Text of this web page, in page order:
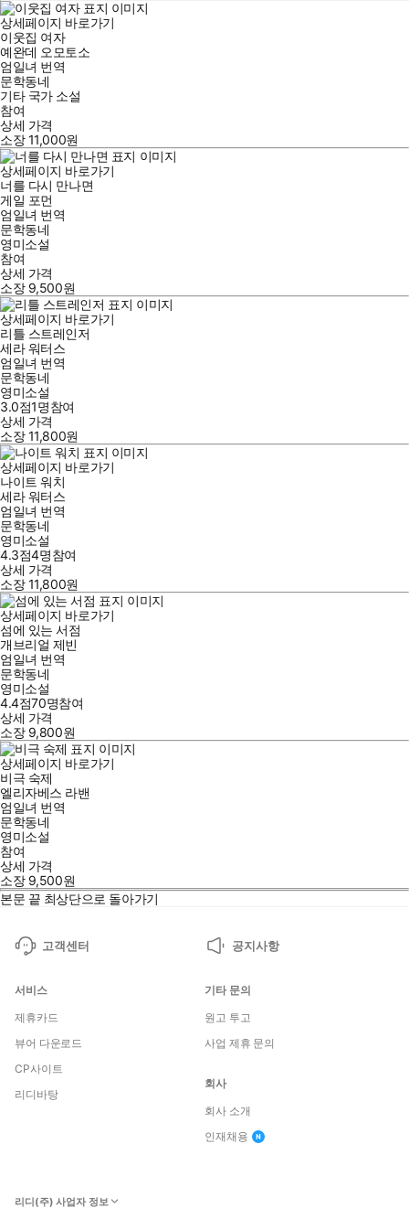
상세페이지 바로가기
이웃집 여자
예완데 오모토소
엄일녀 번역
문학동네
기타 국가 소설
참여
상세 가격
소장11,000원
상세페이지 바로가기
너를 다시 만나면
게일 포먼
엄일녀 번역
문학동네
영미소설
참여
상세 가격
소장 9,500원
상세페이지 바로가기
리틀 스트레인저
세라 워터스
엄일녀 번역
문학동네
영미소설
3.0점1명참여
상세 가격
소장11,800원
상세페이지 바로가기
나이트 워치
세라 워터스
엄일녀 번역
문학동네
영미소설
4.3점4명참여
상세 가격
소장11,800원
상세페이지 바로가기
섬에 있는 서점
개브리얼 제빈
엄일녀 번역
문학동네
영미소설
4.4점70명참여
상세 가격
소장 9,800원
상세페이지 바로가기
비극 숙제
엘리자베스 라밴
엄일녀 번역
문학동네
영미소설
참여
상세 가격
소장 9,500원
본문 끝 최상단으로 돌아가기
고객센터 공지사항
서비스
제휴카드
뷰어 다운로드
CP사이트
리디바탕
기타 문의
원고 투고
사업 제휴 문의
회사
회사 소개
인재채용
리디(주) 사업자 정보